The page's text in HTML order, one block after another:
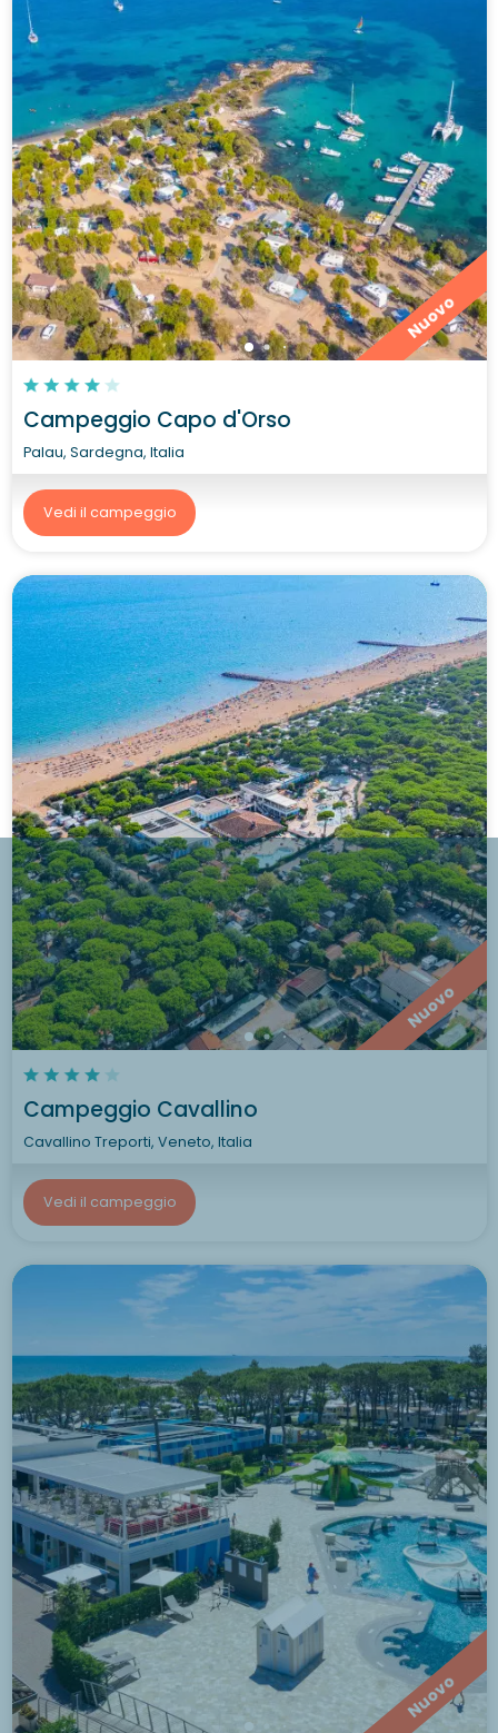
Nuovo
Campeggio Capo d'Orso
Palau, Sardegna, Italia
Vedi il campeggio
Nuovo
Campeggio Cavallino
Cavallino Treporti, Veneto, Italia
Vedi il campeggio
Nuovo